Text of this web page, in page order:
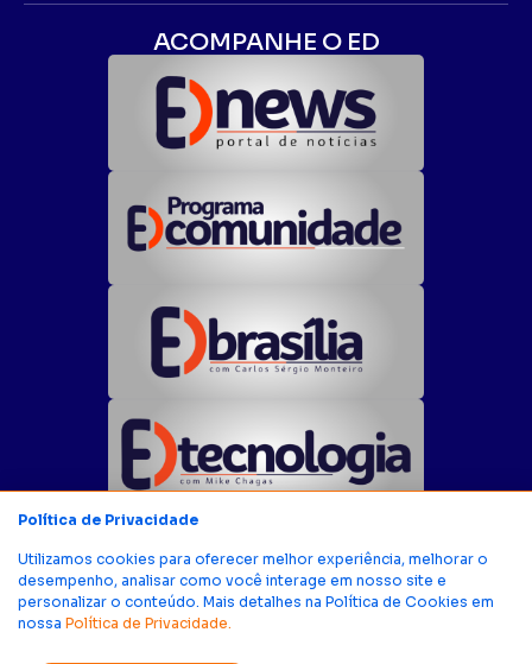
ACOMPANHE O ED
NOTÍCIAS RECENTES
Acácio Favacho apresenta balanço parcial do
mandato com mais de R$ 668 milhões
destinados ao Amapá
Política de Privacidade
Utilizamos cookies para oferecer melhor experiência, melhorar o
desempenho, analisar como você interage em nosso site e
personalizar o conteúdo. Mais detalhes na Política de Cookies em
nossa Política de Privacidade.